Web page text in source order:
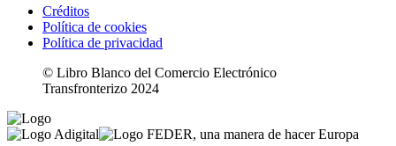
Créditos
Política de cookies
Política de privacidad
© Libro Blanco del Comercio Electrónico
Transfronterizo 2024